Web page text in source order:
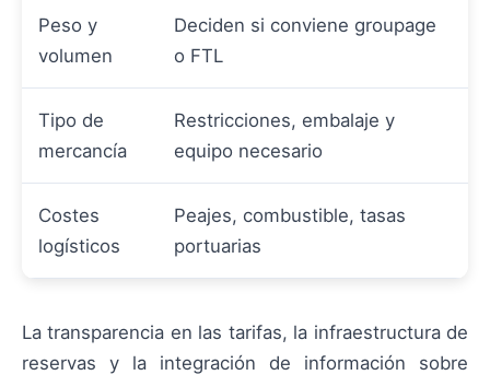
Peso y
volumen
Deciden si conviene groupage
o FTL
Tipo de
mercancía
Restricciones, embalaje y
equipo necesario
Costes
logísticos
Peajes, combustible, tasas
portuarias
La transparencia en las tarifas, la infraestructura de
reservas y la integración de información sobre